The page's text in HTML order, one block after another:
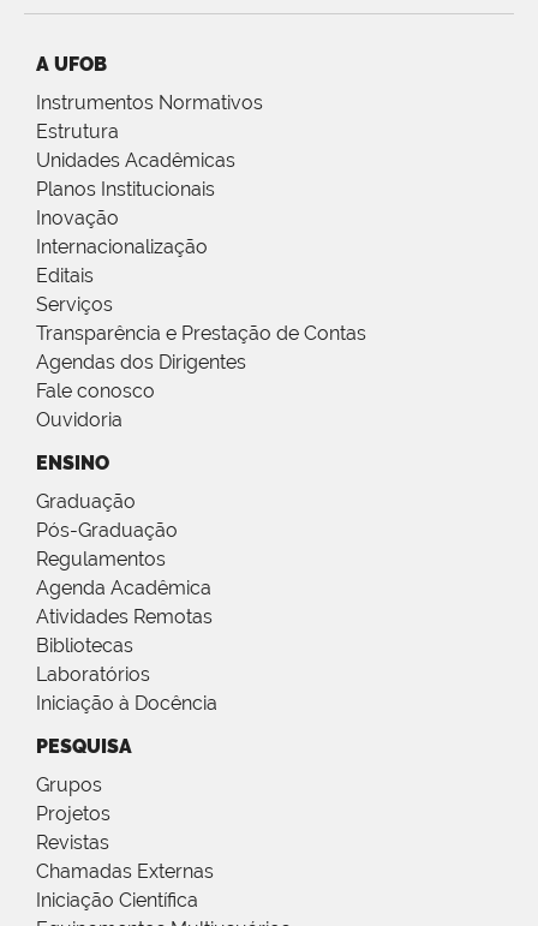
A UFOB
Instrumentos Normativos
Estrutura
Unidades Acadêmicas
Planos Institucionais
Inovação
Internacionalização
Editais
Serviços
Transparência e Prestação de Contas
Agendas dos Dirigentes
Fale conosco
Ouvidoria
ENSINO
Graduação
Pós-Graduação
Regulamentos
Agenda Acadêmica
Atividades Remotas
Bibliotecas
Laboratórios
Iniciação à Docência
PESQUISA
Grupos
Projetos
Revistas
Chamadas Externas
Iniciação Científica